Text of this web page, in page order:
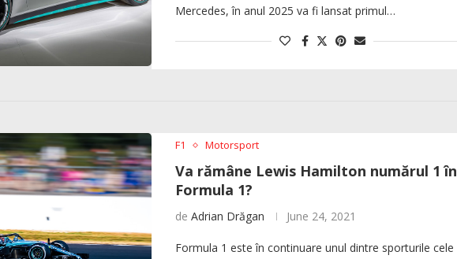
Mercedes, în anul 2025 va fi lansat primul…
F1 Motorsport
Va rămâne Lewis Hamilton numărul 1 în
Formula 1?
de Adrian Drăgan June 24, 2021
Formula 1 este în continuare unul dintre sporturile cele